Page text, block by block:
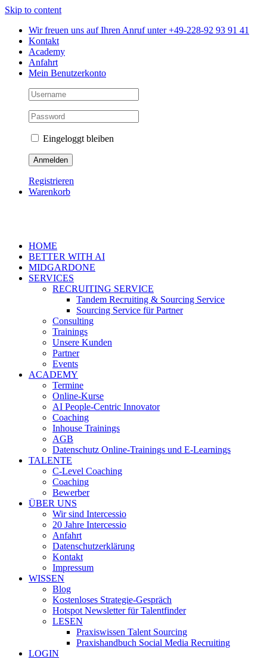
Skip to content
Wir freuen uns auf Ihren Anruf unter +49-228-92 93 91 41
Kontakt
Academy
Anfahrt
Mein Benutzerkonto
Eingeloggt bleiben
Registrieren
Warenkorb
HOME
BETTER WITH AI
MIDGARDONE
SERVICES
RECRUITING SERVICE
Tandem Recruiting & Sourcing Service
Sourcing Service für Partner
Consulting
Trainings
Unsere Kunden
Partner
Events
ACADEMY
Termine
Online-Kurse
AI People-Centric Innovator
Coaching
Inhouse Trainings
AGB
Datenschutz Online-Trainings und E-Learnings
TALENTE
C-Level Coaching
Coaching
Bewerber
ÜBER UNS
Wir sind Intercessio
20 Jahre Intercessio
Anfahrt
Datenschutzerklärung
Kontakt
Impressum
WISSEN
Blog
Kostenloses Strategie-Gespräch
Hotspot Newsletter für Talentfinder
LESEN
Praxiswissen Talent Sourcing
Praxishandbuch Social Media Recruiting
LOGIN